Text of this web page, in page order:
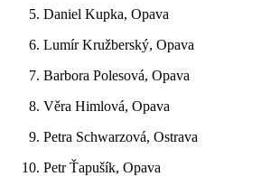
5. Daniel Kupka, Opava
6. Lumír Kružberský, Opava
7. Barbora Polesová, Opava
8. Věra Himlová, Opava
9. Petra Schwarzová, Ostrava
10. Petr Ťapušík, Opava